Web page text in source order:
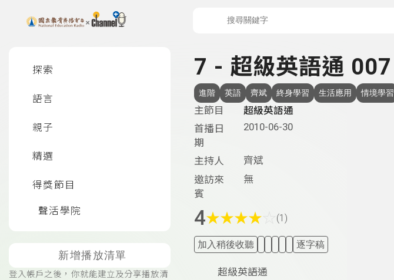
上方功能區塊
探索
語言
親子
精選
得獎節目
聲活學院
新增播放清單
登入帳戶之後，你就能建立及分享播放清
7 - 超級英語通 007
進階 英語 齊斌 終身學習 生活應用 情境學習
主節目
超級英語通
首播日
期
2010-06-30
主持人
齊斌
邀訪來
賓
無
4★★★★ (1)
加入稍後收聽 逐字稿
超級英語通